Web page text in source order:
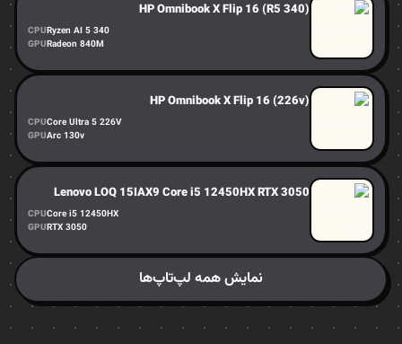
HP Omnibook X Flip 16 (R5 340)
CPURyzen AI 5 340
GPURadeon 840M
HP Omnibook X Flip 16 (226v)
CPUCore Ultra 5 226V
GPUArc 130v
Lenovo LOQ 15IAX9 Core i5 12450HX RTX 3050
CPUCore i5 12450HX
GPURTX 3050
نمایش همه لپ‌تاپ‌ها